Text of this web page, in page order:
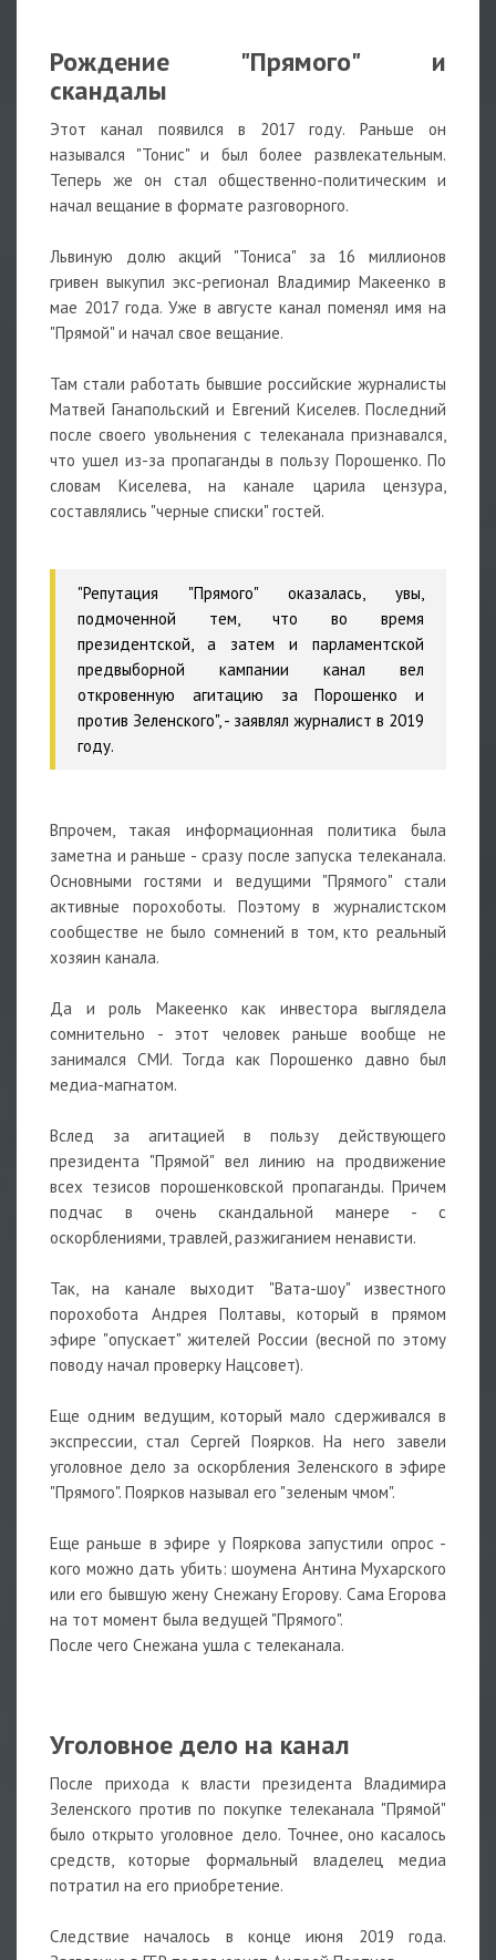
Рождение "Прямого" и
скандалы⠀
Этот канал появился в 2017 году. Раньше он
назывался "Тонис" и был более развлекательным.
Теперь же он стал общественно-политическим и
начал вещание в формате разговорного.
Львиную долю акций "Тониса" за 16 миллионов
гривен выкупил экс-регионал Владимир Макеенко в
мае 2017 года. Уже в августе канал поменял имя на
"Прямой" и начал свое вещание.
Там стали работать бывшие российские журналисты
Матвей Ганапольский и Евгений Киселев. Последний
после своего увольнения с телеканала признавался,
что ушел из-за пропаганды в пользу Порошенко. По
словам Киселева, на канале царила цензура,
составлялись "черные списки" гостей.
"Репутация "Прямого" оказалась, увы,
подмоченной тем, что во время
президентской, а затем и парламентской
предвыборной кампании канал вел
откровенную агитацию за Порошенко и
против Зеленского", - заявлял журналист в 2019
году.
Впрочем, такая информационная политика была
заметна и раньше - сразу после запуска телеканала.
Основными гостями и ведущими "Прямого" стали
активные порохоботы. Поэтому в журналистском
сообществе не было сомнений в том, кто реальный
хозяин канала.
Да и роль Макеенко как инвестора выглядела
сомнительно - этот человек раньше вообще не
занимался СМИ. Тогда как Порошенко давно был
медиа-магнатом.
Вслед за агитацией в пользу действующего
президента "Прямой" вел линию на продвижение
всех тезисов порошенковской пропаганды. Причем
подчас в очень скандальной манере - с
оскорблениями, травлей, разжиганием ненависти.
Так, на канале выходит "Вата-шоу" известного
порохобота Андрея Полтавы, который в прямом
эфире "опускает" жителей России (весной по этому
поводу начал проверку Нацсовет).
Еще одним ведущим, который мало сдерживался в
экспрессии, стал Сергей Поярков. На него завели
уголовное дело за оскорбления Зеленского в эфире
"Прямого". Поярков называл его "зеленым чмом".
Еще раньше в эфире у Пояркова запустили опрос -
кого можно дать убить: шоумена Антина Мухарского
или его бывшую жену Снежану Егорову. Сама Егорова
на тот момент была ведущей "Прямого".
После чего Снежана ушла с телеканала.
Уголовное дело на канал
После прихода к власти президента Владимира
Зеленского против по покупке телеканала "Прямой"
было открыто уголовное дело. Точнее, оно касалось
средств, которые формальный владелец медиа
потратил на его приобретение.
Следствие началось в конце июня 2019 года.